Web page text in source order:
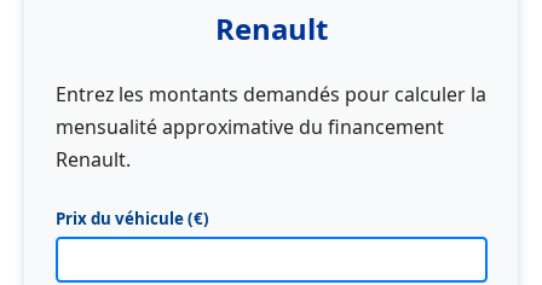
Renault
Entrez les montants demandés pour calculer la
mensualité approximative du financement
Renault.
Prix du véhicule (€)